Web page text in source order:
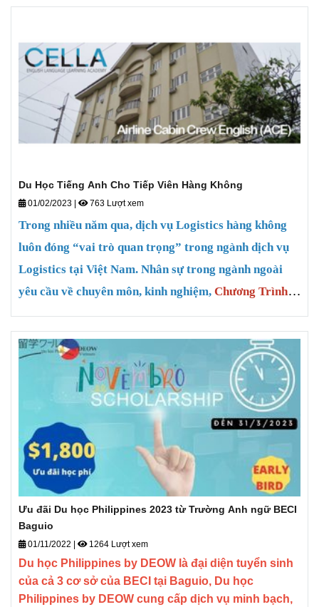
xung quanh và môi trường sống giống như Mỹ.
1,5 đến 4 giờ đi từ các điểm đến lớn khác của
châu Á.
Du Học Tiếng Anh Cho Tiếp Viên Hàng Không
01/02/2023 | 763 Lượt xem
Trong nhiều năm qua, dịch vụ Logistics hàng không
luôn đóng “vai trò quan trọng” trong ngành dịch vụ
Logistics tại Việt Nam. Nhân sự trong ngành ngoài
yêu cầu về chuyên môn, kinh nghiệm, Chương Trình
ACE (Airline Cabin Crew English)mong muốn cung
cấp cho học viên kiến thức và kỹ năng làm việc phù
hợp theo đúng tiêu chuẩn quốc tế, qua đó góp phần gia
tăng nguồn nhân lực chất lượng cao cho ngành
Logistics và Chuỗi cung ứng tại Việt Nam.
Ưu đãi Du học Philippines 2023 từ Trường Anh ngữ BECI
Baguio
01/11/2022 | 1264 Lượt xem
Du học Philippines by DEOW là đại diện tuyển sinh
của cả 3 cơ sở của BECI tại Baguio, Du học
Philippines by DEOW cung cấp dịch vụ minh bạch,